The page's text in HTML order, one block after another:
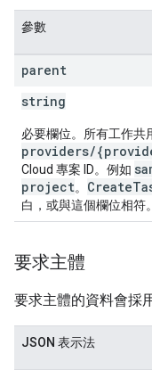
參數
parent
string
必要欄位。所有工作共
providers/
Cloud 專案 ID。例如
project。
白，或與這個欄位相符。
要求主體
要求主體的資料會採
JSON 表示法